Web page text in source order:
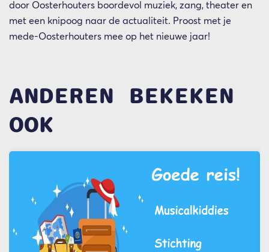
door Oosterhouters boordevol muziek, zang, theater en
met een knipoog naar de actualiteit. Proost met je
mede-Oosterhouters mee op het nieuwe jaar!
ANDEREN BEKEKEN
OOK